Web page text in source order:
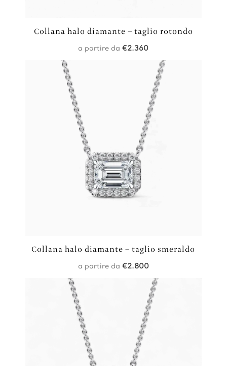
Collana halo diamante – taglio rotondo
a partire da€2.360
Collana halo diamante – taglio smeraldo
a partire da €2.800